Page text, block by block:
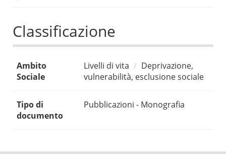
Classificazione
Ambito
Sociale
Livelli di vita
Deprivazione,
vulnerabilità, esclusione sociale
Tipo di
documento
Pubblicazioni - Monografia